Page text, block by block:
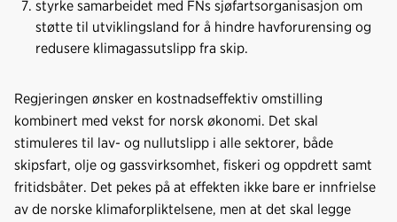
styrke samarbeidet med FNs sjøfartsorganisasjon om
støtte til utviklingsland for å hindre havforurensing og
redusere klimagassutslipp fra skip.
Regjeringen ønsker en kostnadseffektiv omstilling
kombinert med vekst for norsk økonomi. Det skal
stimuleres til lav- og nullutslipp i alle sektorer, både
skipsfart, olje og gassvirksomhet, fiskeri og oppdrett samt
fritidsbåter. Det pekes på at effekten ikke bare er innfrielse
av de norske klimaforpliktelsene, men at det skal legge